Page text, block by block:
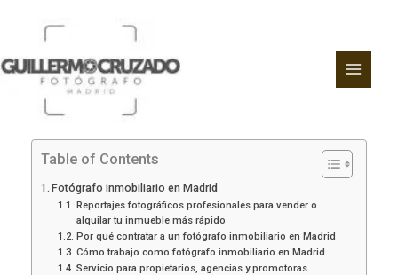
contenido
Table of Contents
Fotógrafo inmobiliario en Madrid
Reportajes fotográficos profesionales para vender o
alquilar tu inmueble más rápido
Por qué contratar a un fotógrafo inmobiliario en Madrid
Cómo trabajo como fotógrafo inmobiliario en Madrid
Servicio para propietarios, agencias y promotoras